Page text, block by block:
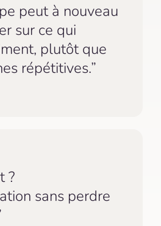
peut à nouveau
sur ce qui
plutôt que
répétitives.”
?
sans perdre